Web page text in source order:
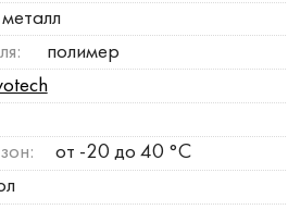
металл
полимер
от -20 до 40 °C